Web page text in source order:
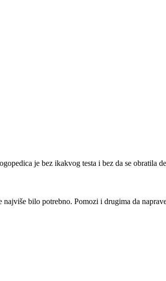
je bez ikakvog testa i bez da se obratila
bilo potrebno. Pomozi i drugima da